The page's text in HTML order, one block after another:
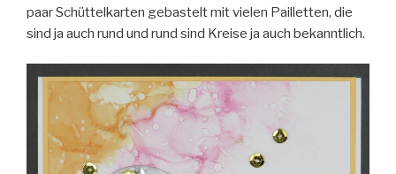
paar Schüttelkarten gebastelt mit vielen Pailletten, die
sind ja auch rund und rund sind Kreise ja auch bekanntlich.